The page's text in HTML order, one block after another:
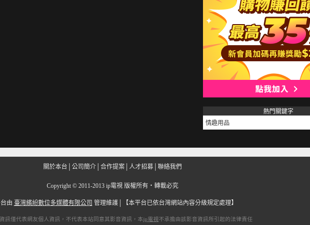
熱門關鍵字
情趣用品
關於本台 公司簡介 合作提案 人才招募 聯絡我們
Copyright © 2011-2013 ip電視 版權所有‧轉載必究
由 臺灣繽紛數位多媒體有限公司 管理維護│ 【本平台已依台灣網站內容分級規定處理】
訊僅代表網友個人資訊，不代表本站同意其影音資訊，本ip電視不承擔由該影音資訊所引起的法律責任